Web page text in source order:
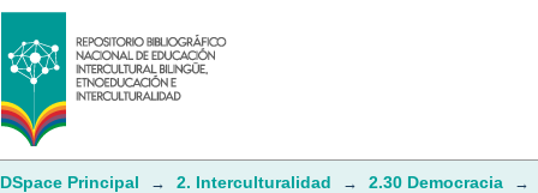
Buscar
DSpace Principal → 2. Interculturalidad → 2.30 Democracia →